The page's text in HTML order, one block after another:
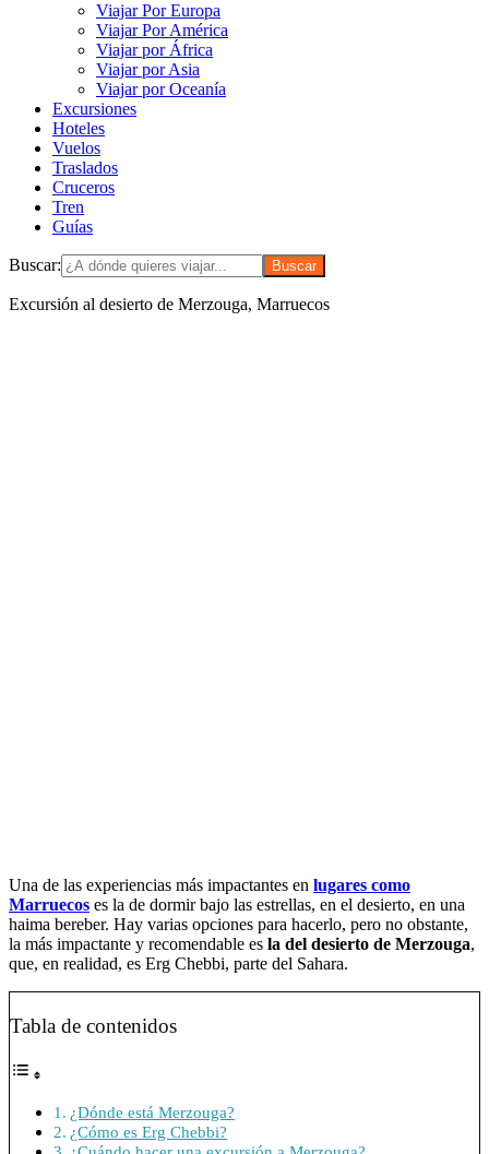
Viajar Por Europa
Viajar Por América
Viajar por África
Viajar por Asia
Viajar por Oceanía
Excursiones
Hoteles
Vuelos
Traslados
Cruceros
Tren
Guías
Buscar:
Excursión al desierto de Merzouga, Marruecos
Una de las experiencias más impactantes en lugares como
Marruecos es la de dormir bajo las estrellas, en el desierto, en una
haima bereber. Hay varias opciones para hacerlo, pero no obstante,
la más impactante y recomendable es la del desierto de Merzouga,
que, en realidad, es Erg Chebbi, parte del Sahara.
Tabla de contenidos
¿Dónde está Merzouga?
¿Cómo es Erg Chebbi?